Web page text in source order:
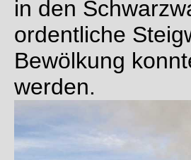
in den
ordentliche
Bewölkung
werden.